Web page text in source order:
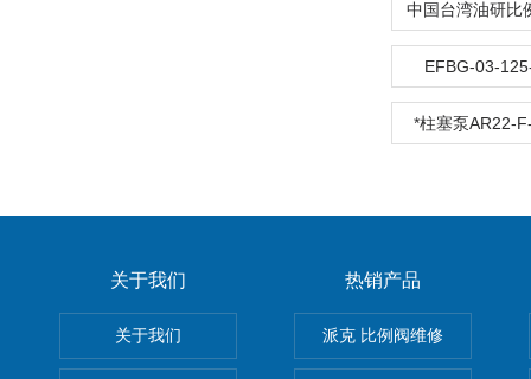
EFBG-03-
*柱塞泵AR22-
关于我们
关于我们
热销产品
派克 比例阀维修